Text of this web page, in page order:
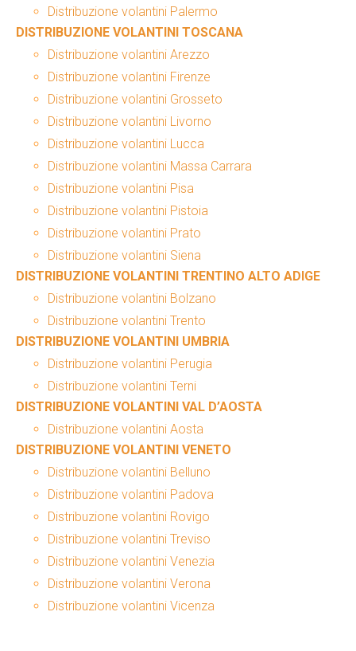
Distribuzione volantini Palermo
DISTRIBUZIONE VOLANTINI TOSCANA
Distribuzione volantini Arezzo
Distribuzione volantini Firenze
Distribuzione volantini Grosseto
Distribuzione volantini Livorno
Distribuzione volantini Lucca
Distribuzione volantini Massa Carrara
Distribuzione volantini Pisa
Distribuzione volantini Pistoia
Distribuzione volantini Prato
Distribuzione volantini Siena
DISTRIBUZIONE VOLANTINI TRENTINO ALTO ADIGE
Distribuzione volantini Bolzano
Distribuzione volantini Trento
DISTRIBUZIONE VOLANTINI UMBRIA
Distribuzione volantini Perugia
Distribuzione volantini Terni
DISTRIBUZIONE VOLANTINI VAL D’AOSTA
Distribuzione volantini Aosta
DISTRIBUZIONE VOLANTINI VENETO
Distribuzione volantini Belluno
Distribuzione volantini Padova
Distribuzione volantini Rovigo
Distribuzione volantini Treviso
Distribuzione volantini Venezia
Distribuzione volantini Verona
Distribuzione volantini Vicenza